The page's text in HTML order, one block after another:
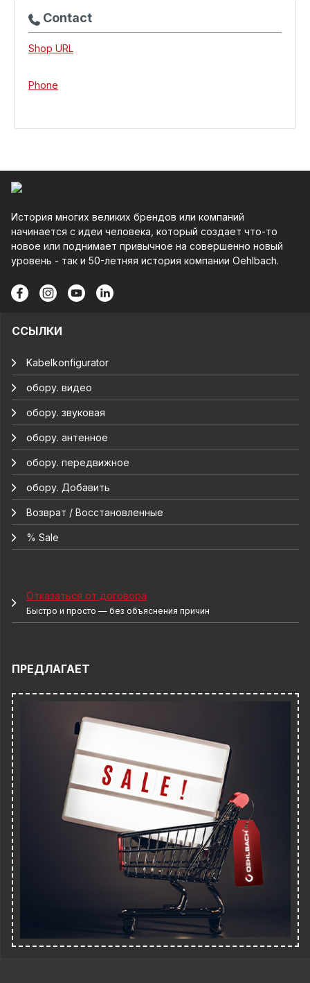
Contact
Shop URL
Phone
История многих великих брендов или компаний
начинается с идеи человека, который создает что-то
новое или поднимает привычное на совершенно новый
уровень - так и 50-летняя история компании Oehlbach.
ССЫЛКИ
Kabelkonfigurator
обору. видео
обору. звуковая
обору. антенное
обору. передвижное
обору. Добавить
Возврат / Восстановленные
% Sale
Отказаться от договора
Быстро и просто — без объяснения причин
ПРЕДЛАГАЕТ